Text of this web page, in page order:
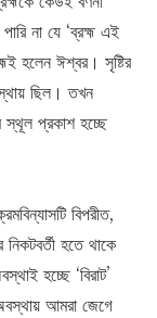
না যে ‘ব্রহ্ম এই
হলেন ঈশ্বর। সৃষ্টির
ছিল। তখন
স্থূল প্রকাশ হচ্ছে
বিপরীত,
হতে থাকে
হচ্ছে ‘বিরাট’
আমরা জেগে